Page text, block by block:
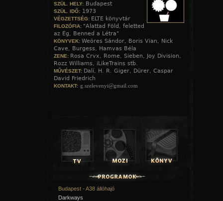
SZÜL. HELY: Budapest
SZÜL. IDŐ: 1973
VÉGZETTSÉG: ELTE könyvtár
FILOZÓFIA: "Alattad Föld, feletted
az Ég, Benned a Létra"
KÖNYVEK: Weöres Sándor, Boris Vian, Nick
Cave, Burgess, Hamvas Béla
ZENE: Rosa Crvx, Rome, Sieben, Joy Division,
Rozz Williams, iLikeTrains stb.
MŰVÉSZET: Dalí, H. R. Giger, Dürer, Caspar
David Friedrich
KONTAKT: g.szelevenyi@gmail.com
Budapest - A38 állóhajó
Darkways